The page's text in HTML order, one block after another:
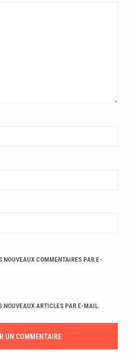
NOUVEAUX COMMENTAIRES PAR E-
NOUVEAUX ARTICLES PAR E-MAIL.